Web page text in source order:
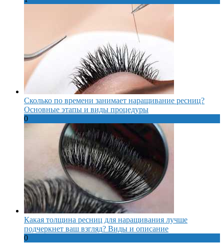
Сколько по времени занимает наращивание ресниц?
Основные этапы и виды процедуры
0
Какая толщина ресниц для наращивания лучше
подчеркнет ваш взгляд? Виды и описание
0